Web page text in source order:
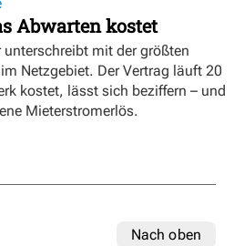
Abwarten kostet
mit der größten
Netzgebiet. Der Vertrag läuft 20
kostet, lässt sich beziffern – und
Mieterstromerlös.
Nach oben